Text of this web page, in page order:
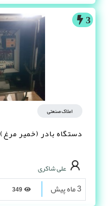
3
املاک صنعتی
دستگاه بادر (خمیر مرغ)
علی شاکری
3 ماه پیش